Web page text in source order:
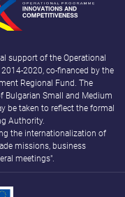
support of the Operational
2020, co-financed by the
Regional Fund. The
Small and Medium
be taken to reflect the formal
Authority.
the internationalization of
missions, business
meetings".